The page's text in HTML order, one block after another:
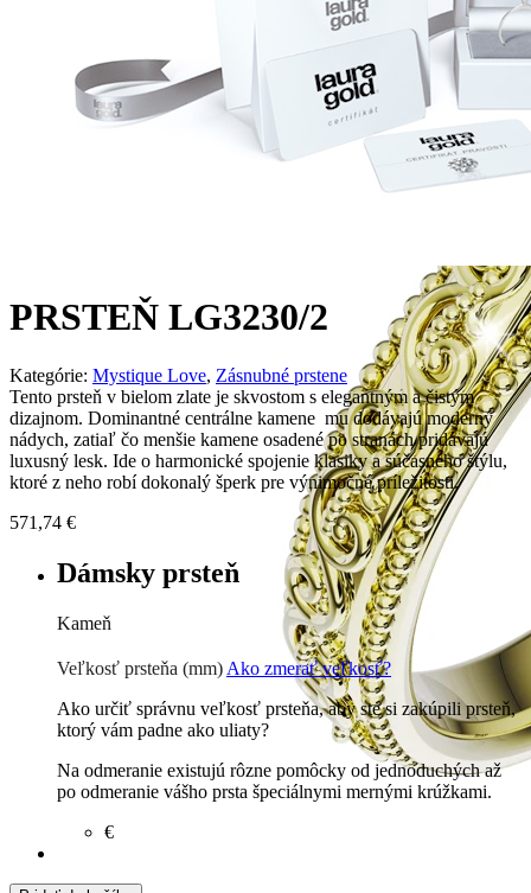
PRSTEŇ LG3230/2
Kategórie: Mystique Love, Zásnubné prstene
Tento prsteň v bielom zlate je skvostom s elegantným a čistým
dizajnom. Dominantné centrálne kamene mu dodávajú moderný
nádych, zatiaľ čo menšie kamene osadené po stranách pridávajú
luxusný lesk. Ide o harmonické spojenie klasiky a súčasného štýlu,
ktoré z neho robí dokonalý šperk pre výnimočné príležitosti.
571,74 €
Dámsky prsteň
Kameň
Prírodné kamene
Veľkosť prsteňa (mm) Ako zmerať veľkosť?
Ako určiť správnu veľkosť prsteňa, aby ste si zakúpili prsteň,
ktorý vám padne ako uliaty?
Na odmeranie existujú rôzne pomôcky od jednoduchých až
po odmeranie vášho prsta špeciálnymi mernými krúžkami.
€